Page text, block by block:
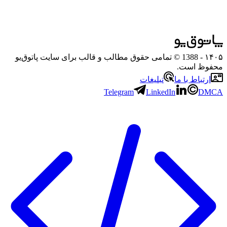
۱۴۰۵
- 1388 © تمامی حقوق مطالب و قالب برای سایت پاتوق‌یو
محفوظ است.
ارتباط با ما
تبلیغات
Telegram
LinkedIn DMCA